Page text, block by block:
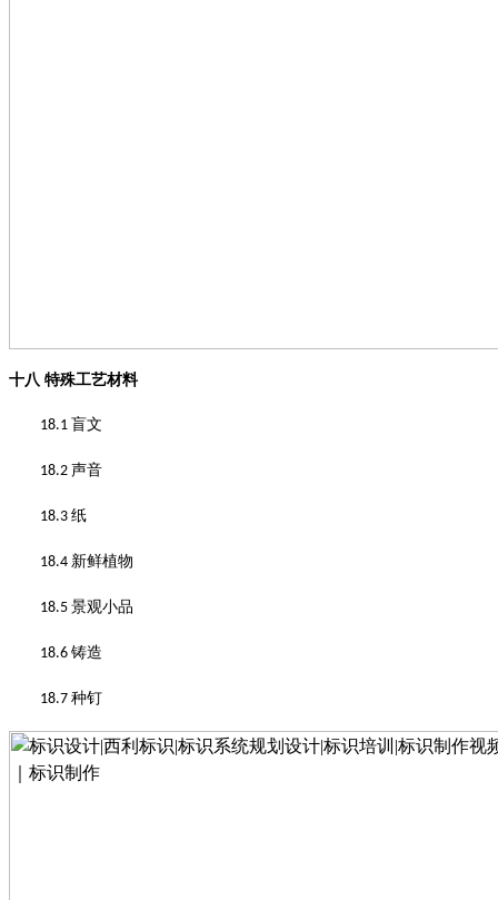
十八 特殊工艺材料
18.1 盲文
18.2 声音
18.3 纸
18.4 新鲜植物
18.5 景观小品
18.6 铸造
18.7 种钉